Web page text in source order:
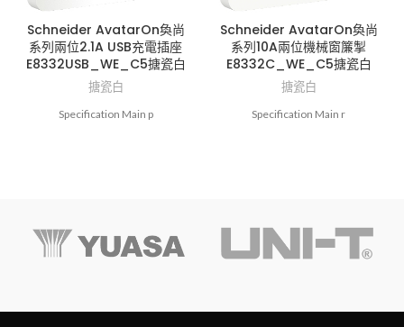
Schneider AvatarOn奐尚
系列兩位2.1A USB充電插座
E8332USB_WE_C5搪瓷白
搪瓷白
Specification Main p
Schneider AvatarOn奐尚
系列10A兩位機械窗簾掣
E8332C_WE_C5搪瓷白
搪瓷白
Specification Main r